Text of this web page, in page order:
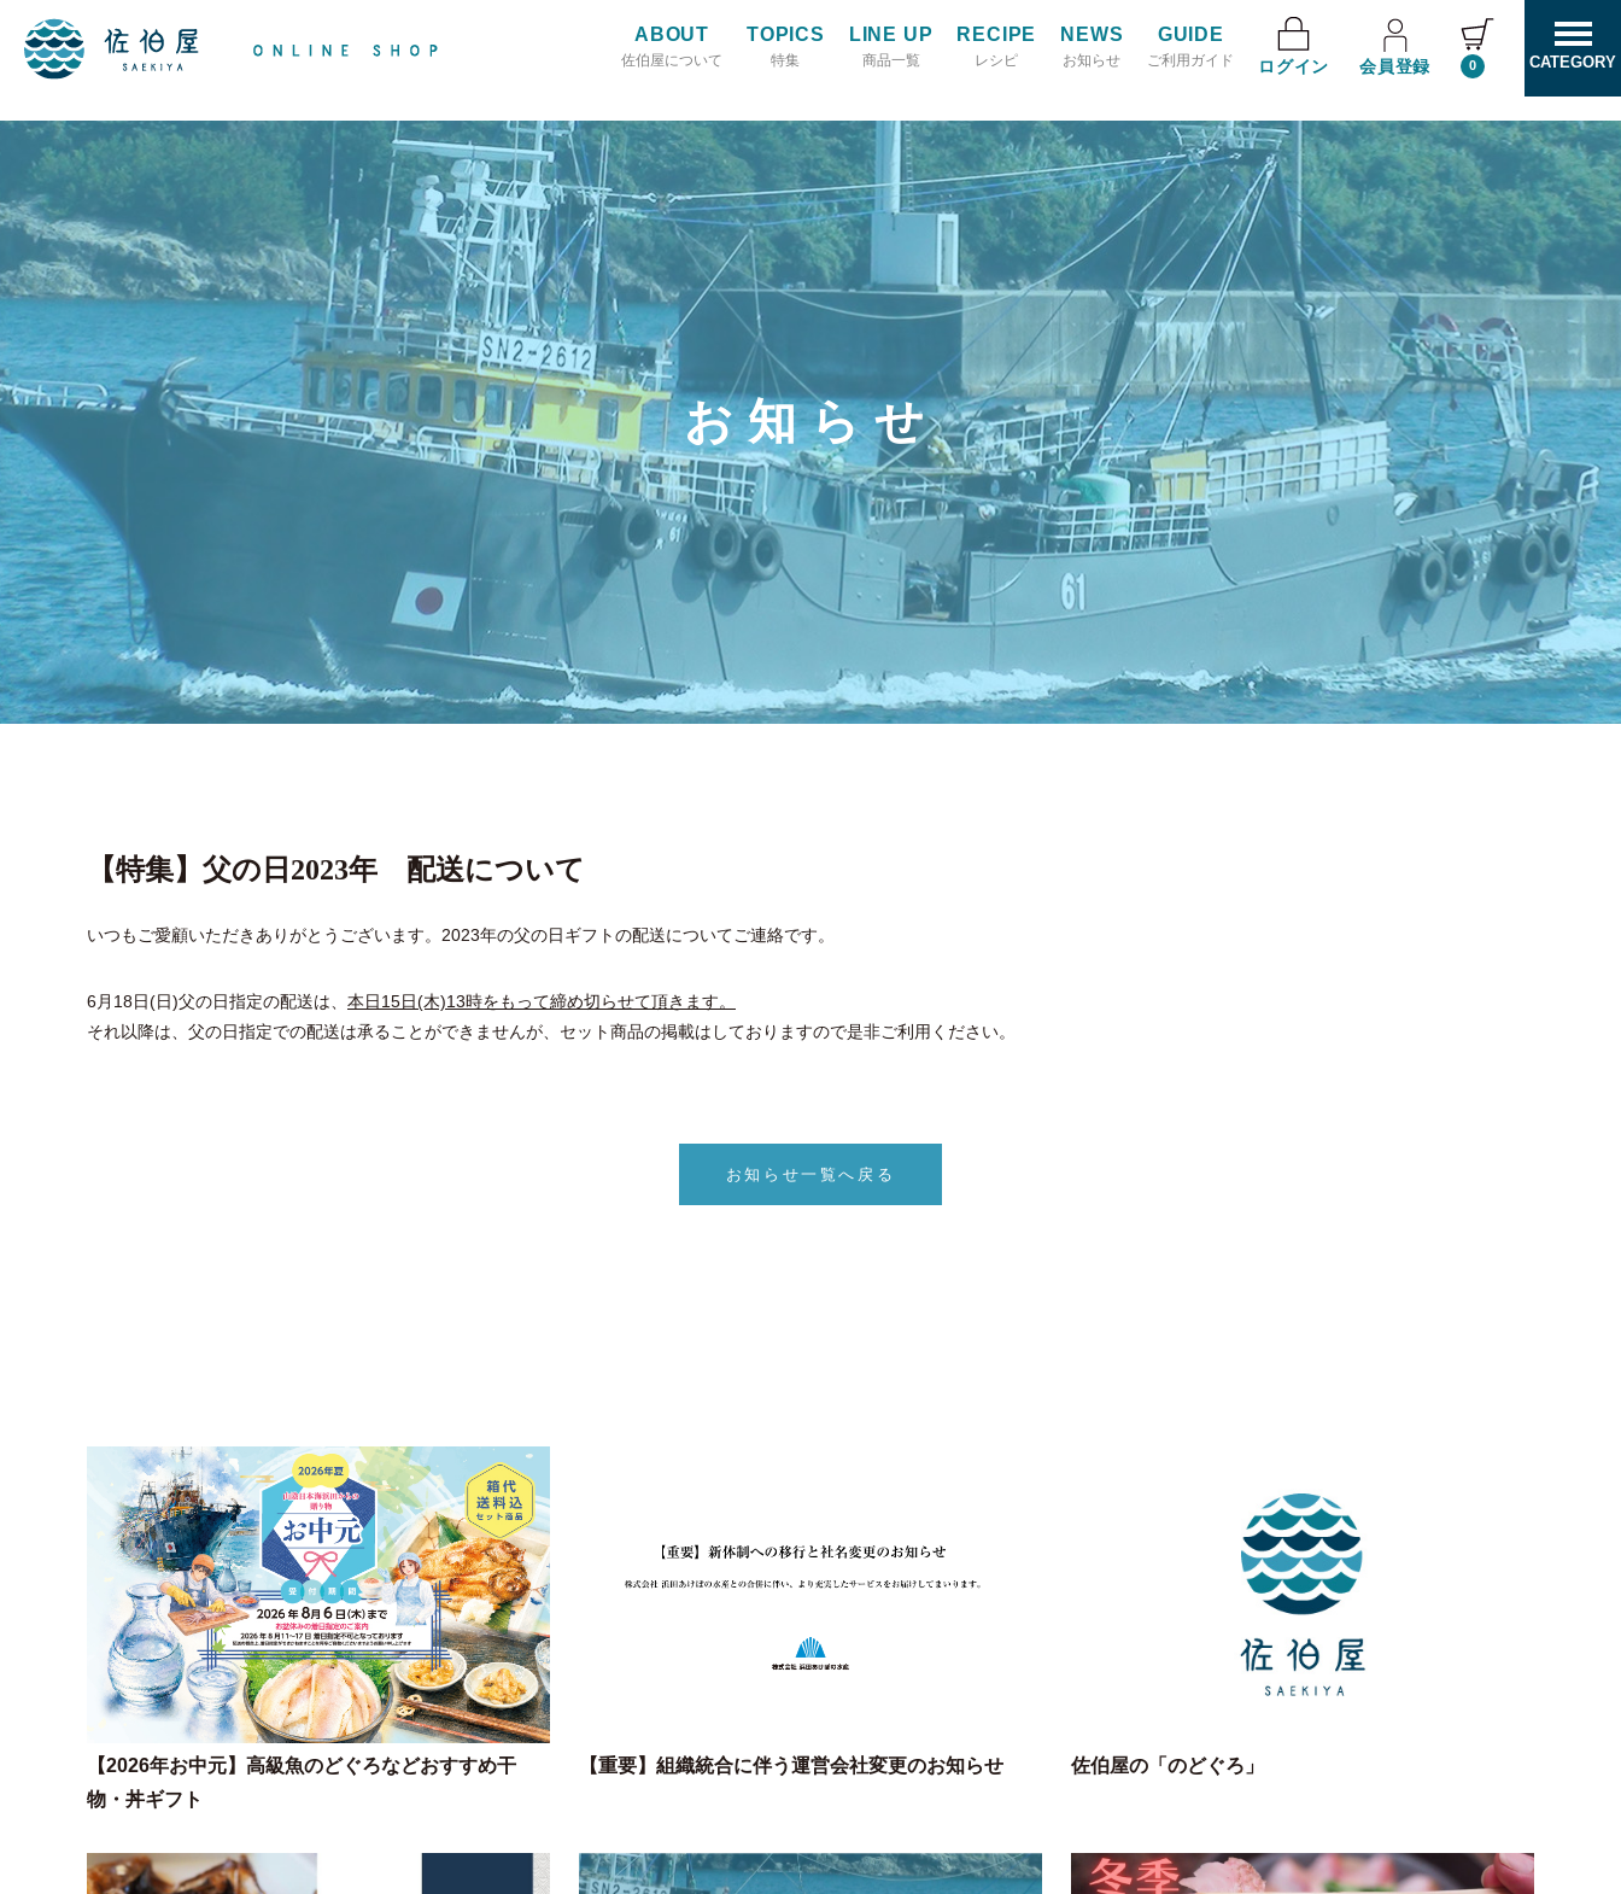
ABOUT
佐伯屋について
TOPICS
特集
LINE UP
商品一覧
RECIPE
レシピ
NEWS
お知らせ
GUIDE
ご利用ガイド ログイン 会員登録 0 CATEGORY
お知らせ
【特集】父の日2023年 配送について
いつもご愛顧いただきありがとうございます。2023年の父の日ギフトの配送についてご連絡です。
6月18日(日)父の日指定の配送は、 本日15日(木)13時をもって締め切らせて頂きます。
それ以降は、父の日指定での配送は承ることができませんが、セット商品の掲載はしておりますので是非ご利用ください。
お知らせ一覧へ戻る
【2026年お中元】高級魚のどぐろなどおすすめ干
物・丼ギフト
【重要】組織統合に伴う運営会社変更のお知らせ 佐伯屋の「のどぐろ」